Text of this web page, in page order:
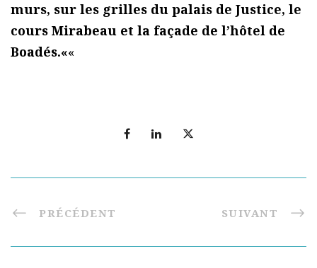
murs, sur les grilles du palais de Justice, le
cours Mirabeau et la façade de l’hôtel de
Boadés.««
PRÉCÉDENT SUIVANT